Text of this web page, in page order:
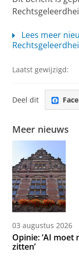
Lees meer
Laatst gewijzigd:
Deel dit
Meer nieuws
03 augustus 2026
Opinie: ‘AI
zitten’